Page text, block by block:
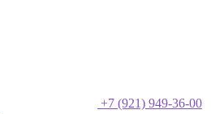
+7 (921) 949-36-00